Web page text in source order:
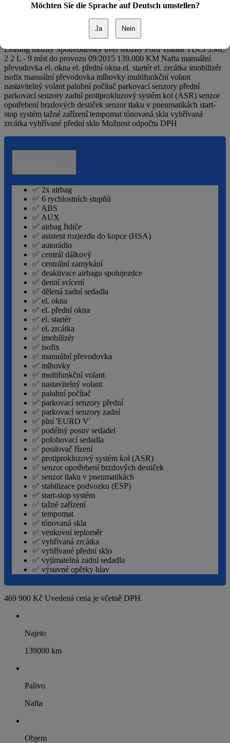
Leasing možný Spotřebitelský úvěr možný Ford Transit TDCi 350L
2 2 L - 9 míst do provozu 09/2015 139.000 KM Nafta manuální
převodovka el. okna el. přední okna el. startér el. zrcátka imobilizér
isofix manuální převodovka mlhovky multifunkční volant
nastavitelný volant palubní počítač parkovací senzory přední
parkovací senzory zadní protiprokluzový systém kol (ASR) senzor
opotřebení brzdových destiček senzor tlaku v pneumatikách start-
stop systém tažné zařízení tempomat tónovaná skla vyhřívaná
zrcátka vyhřívané přední sklo Možnost odpočtu DPH
✅ 2x airbag
✅ 6 rychlostních stupňů
✅ ABS
✅ AUX
✅ airbag řidiče
✅ asistent rozjezdu do kopce (HSA)
✅ autorádio
✅ centrál dálkový
✅ centrální zamykání
✅ deaktivace airbagu spolujezdce
✅ denní svícení
✅ dělená zadní sedadla
✅ el. okna
✅ el. přední okna
✅ el. startér
✅ el. zrcátka
✅ imobilizér
✅ isofix
✅ manuální převodovka
✅ mlhovky
✅ multifunkční volant
✅ nastavitelný volant
✅ palubní počítač
✅ parkovací senzory přední
✅ parkovací senzory zadní
✅ plní 'EURO V'
✅ podélný posuv sedadel
✅ polohovací sedadla
✅ posilovač řízení
✅ protiprokluzový systém kol (ASR)
✅ senzor opotřebení brzdových destiček
✅ senzor tlaku v pneumatikách
✅ stabilizace podvozku (ESP)
✅ start-stop systém
✅ tažné zařízení
✅ tempomat
✅ tónovaná skla
✅ venkovní teploměr
✅ vyhřívaná zrcátka
✅ vyhřívané přední sklo
✅ vyjímatelná zadní sedadla
✅ výsuvné opěrky hlav
469 900 Kč Uvedená cena je včetně DPH.
Najeto
139000 km
Palivo
Nafta
Objem
Möchten Sie die Sprache auf Deutsch umstellen?
Ja Nein